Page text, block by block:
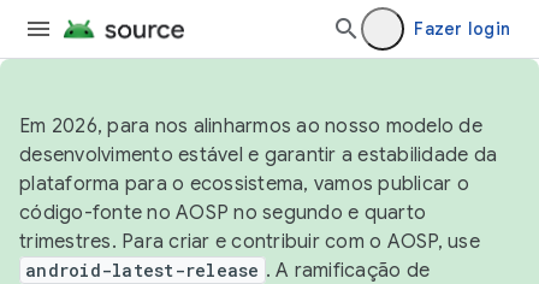
Fazer login
Em 2026, para nos alinharmos ao nosso modelo de
desenvolvimento estável e garantir a estabilidade da
plataforma para o ecossistema, vamos publicar o
código-fonte no AOSP no segundo e quarto
trimestres. Para criar e contribuir com o AOSP, use
android-latest-release . A ramificação de